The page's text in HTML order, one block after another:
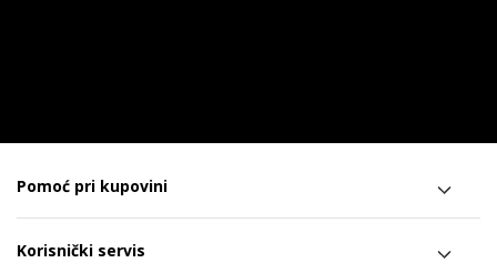
Pomoć pri kupovini
Korisnički servis